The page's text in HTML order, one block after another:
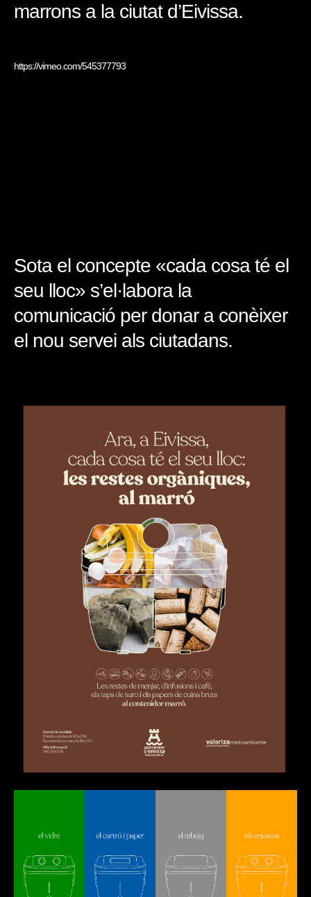
marrons a la ciutat d’Eivissa.
https://vimeo.com/545377793
Sota el concepte «cada cosa té el
seu lloc» s’el·labora la
comunicació per donar a conèixer
el nou servei als ciutadans.